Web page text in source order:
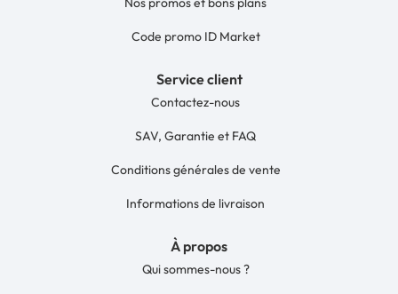
Code promo ID Market
Service client
Contactez-nous
SAV, Garantie et FAQ
Conditions générales de vente
Informations de livraison
À propos
Qui sommes-nous ?